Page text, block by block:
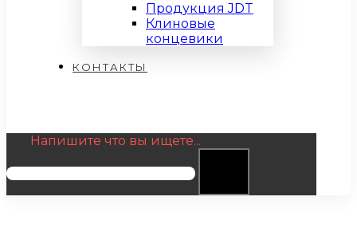
Продукция JDT
Клиновые
концевики
КОНТАКТЫ
Напишите что вы ищете...